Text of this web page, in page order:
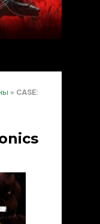
» CASE: